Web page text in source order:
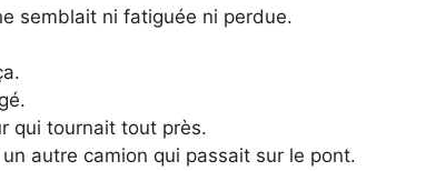
semblait ni fatiguée ni perdue.
qui tournait tout près.
autre camion qui passait sur le pont.